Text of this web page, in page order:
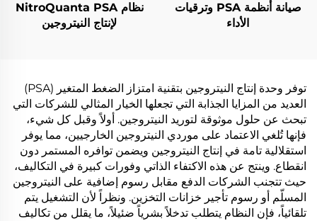
صيانة أنظمة PSA وترقيات
الأداء
نظام NitroQuanta PSA
لإنتاج النيتروجين
توفر وحدة إنتاج النيتروجين بتقنية امتزاز الضغط المتغير (PSA)
العديد من المزايا الجذابة التي تجعلها الخيار المثالي للشركات التي
تبحث عن حلول موثوقة لتوريد النيتروجين. أولاً وقبل كل شيء،
فإنها تُلغي الاعتماد على موردي النيتروجين الخارجيين، مما يوفر
استقلالية تامة في إنتاج النيتروجين ويضمن توافره المستمر دون
انقطاع. وينتج عن هذه الاكتفاء الذاتي وفورات كبيرة في التكاليف،
حيث تتجنب الشركات الدفع مقابل رسوم إضافية على النيتروجين
المسلّم أو رسوم تأجير خزانات التخزين. ونظراً لأن التشغيل يتم
تلقائياً، فإن النظام يتطلب تدخلاً بشرياً ضئيلاً، ما يقلل من تكاليف